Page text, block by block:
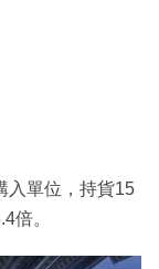
入單位，持貨15
倍。